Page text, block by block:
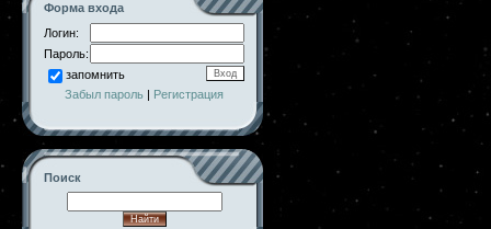
Форма входа
Логин:
Пароль:
запомнить
Забыл пароль | Регистрация
Поиск